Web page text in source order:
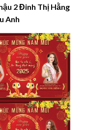
2 Đinh Thị Hằng
Anh